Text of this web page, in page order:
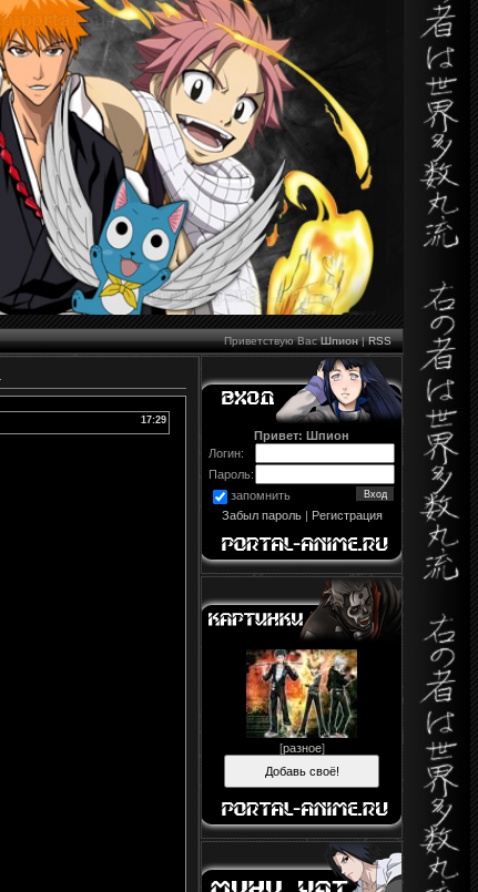
Приветствую Вас Шпион|RSS
17:29
Привет: Шпион
Логин:
Пароль:
запомнить
Забыл пароль| Регистрация
[разное]